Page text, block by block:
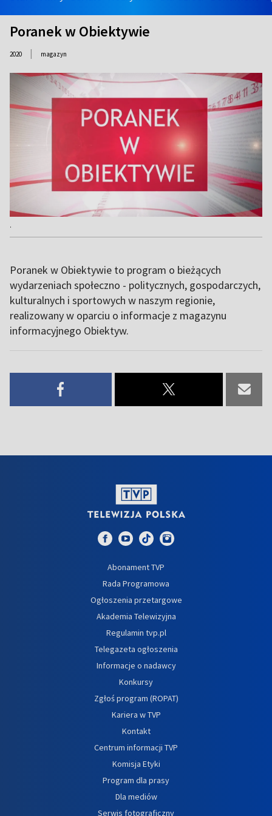
Poranek w Obiektywie
2020 | magazyn
.
Poranek w Obiektywie to program o bieżących
wydarzeniach społeczno - politycznych, gospodarczych,
kulturalnych i sportowych w naszym regionie,
realizowany w oparciu o informacje z magazynu
informacyjnego Obiektyw.
Abonament TVP
Rada Programowa
Ogłoszenia przetargowe
Akademia Telewizyjna
Regulamin tvp.pl
Telegazeta ogłoszenia
Informacje o nadawcy
Konkursy
Zgłoś program (ROPAT)
Kariera w TVP
Kontakt
Centrum informacji TVP
Komisja Etyki
Program dla prasy
Dla mediów
Serwis fotograficzny